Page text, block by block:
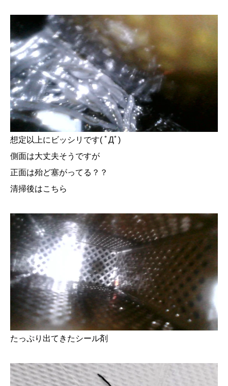
想定以上にビッシリです( ﾟДﾟ)
側面は大丈夫そうですが
正面は殆ど塞がってる？？
清掃後はこちら
たっぷり出てきたシール剤